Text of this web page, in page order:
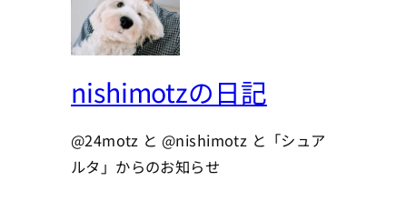
nishimotzの日記
@24motz と @nishimotz と「シュア
ルタ」からのお知らせ